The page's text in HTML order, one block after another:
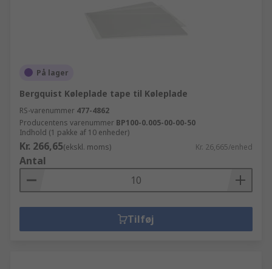
På lager
Bergquist Køleplade tape til Køleplade
RS-varenummer 477-4862
Producentens varenummer BP100-0.005-00-00-50
Indhold (1 pakke af 10 enheder)
Kr. 266,65(ekskl. moms) Kr. 26,665/enhed
Antal
Tilføj